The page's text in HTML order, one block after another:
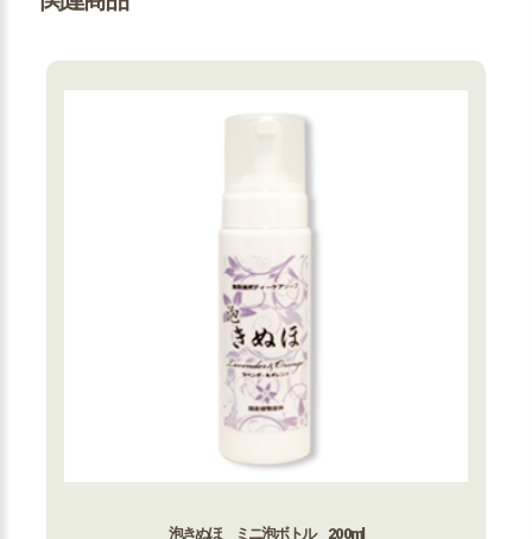
泡きぬほ ミニ泡ボトル 200ml